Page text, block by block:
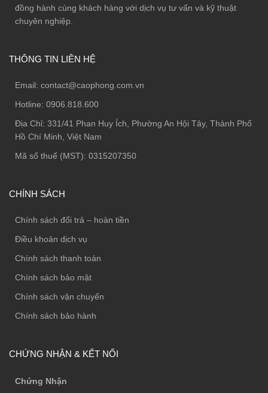
đồng hành cùng khách hàng với dịch vụ tư vấn và kỹ thuật
chuyên nghiệp.
THÔNG TIN LIÊN HỆ
Email: contact@caophong.com.vn
Hotline: 0906.818.600
Địa Chỉ: 331/41 Phan Huy Ích, Phường An Hội Tây, Thành Phố
Hồ Chí Minh, Việt Nam
Mã số thuế (MST): 0315207350
CHÍNH SÁCH
Chính sách đổi trả – hoàn tiền
Điều khoản dịch vụ
Chính sách thanh toán
Chính sách bảo mật
Chính sách vận chuyển
Chính sách bảo hành
CHỨNG NHẬN & KẾT NỐI
Chứng Nhận